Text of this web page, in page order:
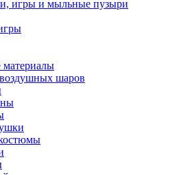
игры и мыльные пузыри
материалы
шаров